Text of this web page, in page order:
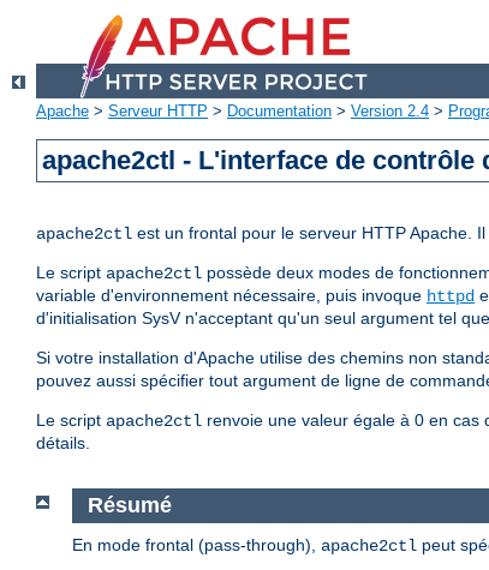
Apache > Serveur HTTP > Documentation > Version 2.4 >
apache2ctl - L'interface de contrôle
apache2ctl est un frontal pour le serveur HTTP Apache.
Le script apache2ctl possède deux modes de
variable d'environnement nécessaire, puis invoque httpd
d'initialisation SysV n'acceptant qu'un seul argument tel que
Si votre installation d'Apache utilise des chemins non
pouvez aussi spécifier tout argument de ligne de
Le script apache2ctl renvoie une valeur égale à 0 en
détails.
Résumé
En mode frontal (pass-through), apache2ctl peut